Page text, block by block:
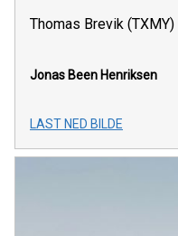
Thomas Brevik (TXMY)
Jonas Been Henriksen
LAST NED BILDE